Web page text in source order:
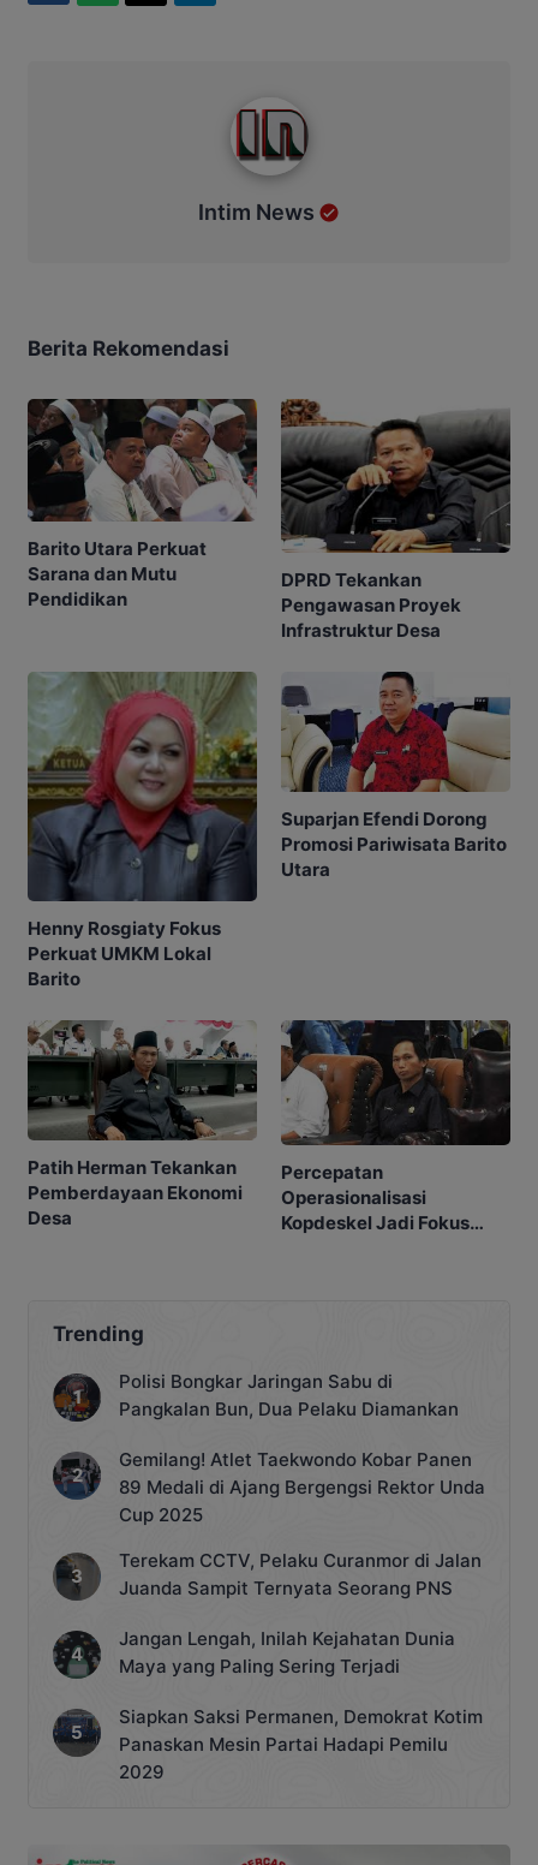
Intim News
Berita Rekomendasi
Barito Utara Perkuat
Sarana dan Mutu
Pendidikan
DPRD Tekankan
Pengawasan Proyek
Infrastruktur Desa
Henny Rosgiaty Fokus
Perkuat UMKM Lokal
Barito
Suparjan Efendi Dorong
Promosi Pariwisata Barito
Utara
Patih Herman Tekankan
Pemberdayaan Ekonomi
Desa
Percepatan
Operasionalisasi
Kopdeskel Jadi Fokus
Trending
Polisi Bongkar Jaringan Sabu di
Pangkalan Bun, Dua Pelaku Diamankan
Gemilang! Atlet Taekwondo Kobar Panen
89 Medali di Ajang Bergengsi Rektor Unda
Cup 2025
Terekam CCTV, Pelaku Curanmor di Jalan
Juanda Sampit Ternyata Seorang PNS
Jangan Lengah, Inilah Kejahatan Dunia
Maya yang Paling Sering Terjadi
Siapkan Saksi Permanen, Demokrat Kotim
Panaskan Mesin Partai Hadapi Pemilu
2029